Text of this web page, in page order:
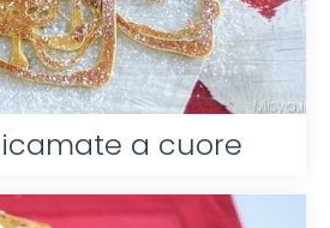
a cuore